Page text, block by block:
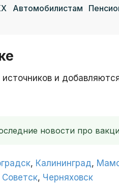
Автомобилистам
и
новости про
, Калининград,
Советск, Черняховск